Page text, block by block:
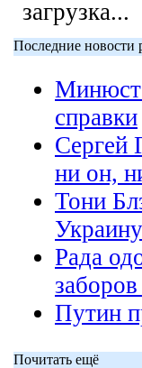
загрузка...
Последние новости
Минюст:
справки
ни он,
Тони
Рада
Путин
Почитать ещё